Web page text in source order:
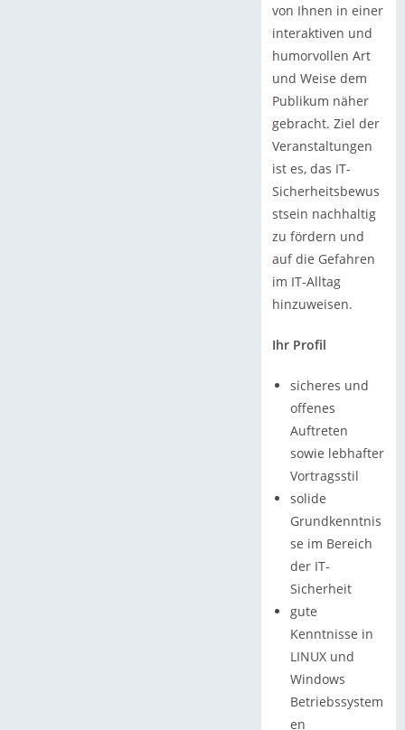
von Ihnen in einer
interaktiven und
humorvollen Art
und Weise dem
Publikum näher
gebracht. Ziel der
Veranstaltungen
ist es, das IT-
Sicherheitsbewus
stsein nachhaltig
zu fördern und
auf die Gefahren
im IT-Alltag
hinzuweisen.
Ihr Profil
sicheres und
offenes
Auftreten
sowie lebhafter
Vortragsstil
solide
Grundkenntnis
se im Bereich
der IT-
Sicherheit
gute
Kenntnisse in
LINUX und
Windows
Betriebssystem
en